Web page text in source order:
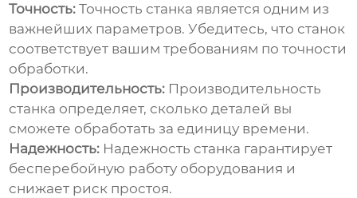
Точность: Точность станка является одним из
важнейших параметров. Убедитесь, что станок
соответствует вашим требованиям по точности
обработки.
Производительность: Производительность
станка определяет, сколько деталей вы
сможете обработать за единицу времени.
Надежность: Надежность станка гарантирует
бесперебойную работу оборудования и
снижает риск простоя.